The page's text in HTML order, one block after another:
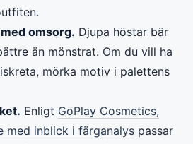
omsorg. Djupa höstar bär
än mönstrat. Om du vill ha
mörka motiv i palettens
Enligt GoPlay Cosmetics,
med inblick i färganalys passar